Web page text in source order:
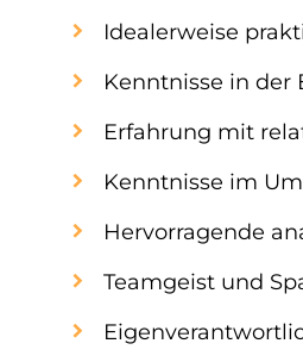
Idealerweise
Kenntnisse in der
Erfahrung mit
Kenntnisse im
Hervorragende
Teamgeist und